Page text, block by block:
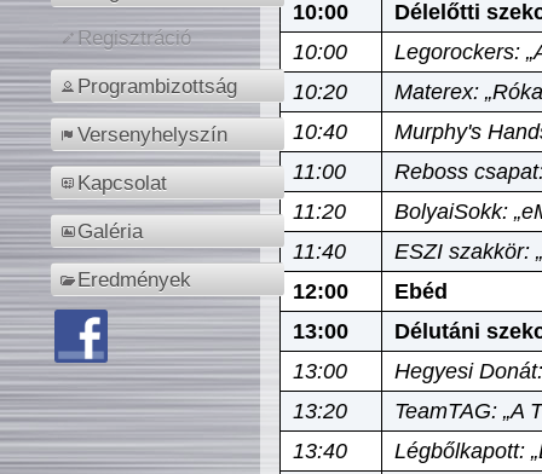
Regisztráció
Programbizottság
Versenyhelyszín
Kapcsolat
Galéria
Eredmények
10:00
Délelőtti
10:00
Legorockers:
10:20
Materex:
10:40
Murphy's
11:00
Reboss
11:20
BolyaiSokk:
11:40
ESZI szakkör:
12:00
Ebéd
13:00
Délutáni
13:00
Hegyesi
13:20
TeamTAG: „A
13:40
Légbőlkapott: